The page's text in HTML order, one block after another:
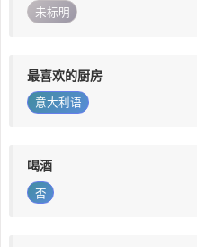
未标明
最喜欢的厨房
意大利语
喝酒
否